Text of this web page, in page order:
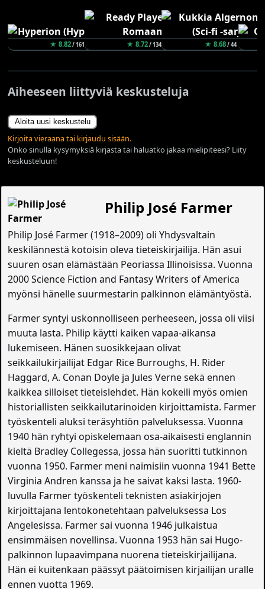
★ 8.82/ 161 ★ 8.72/ 134 ★ 8.68/ 44
Aiheeseen liittyviä keskusteluja
Aloita uusi keskustelu
Kirjoita vieraana tai kirjaudu sisään.
Onko sinulla kysymyksiä kirjasta tai haluatko jakaa mielipiteesi? Liity
keskusteluun!
Philip José Farmer
Philip José Farmer (1918–2009) oli Yhdysvaltain
keskilännestä kotoisin oleva tieteiskirjailija. Hän asui
suuren osan elämästään Peoriassa Illinoisissa. Vuonna
2000 Science Fiction and Fantasy Writers of America
myönsi hänelle suurmestarin palkinnon elämäntyöstä.
Farmer syntyi uskonnolliseen perheeseen, jossa oli viisi
muuta lasta. Philip käytti kaiken vapaa-aikansa
lukemiseen. Hänen suosikkejaan olivat
seikkailukirjailijat Edgar Rice Burroughs, H. Rider
Haggard, A. Conan Doyle ja Jules Verne sekä ennen
kaikkea silloiset tieteislehdet. Hän kokeili myös omien
historiallisten seikkailutarinoiden kirjoittamista. Farmer
työskenteli aluksi teräsyhtiön palveluksessa. Vuonna
1940 hän ryhtyi opiskelemaan osa-aikaisesti englannin
kieltä Bradley Collegessa, jossa hän suoritti tutkinnon
vuonna 1950. Farmer meni naimisiin vuonna 1941 Bette
Virginia Andren kanssa ja he saivat kaksi lasta. 1960-
luvulla Farmer työskenteli teknisten asiakirjojen
kirjoittajana lentokonetehtaan palveluksessa Los
Angelesissa. Farmer sai vuonna 1946 julkaistua
ensimmäisen novellinsa. Vuonna 1953 hän sai Hugo-
palkinnon lupaavimpana nuorena tieteiskirjailijana.
Hän ei kuitenkaan päässyt päätoimisen kirjailijan uralle
ennen vuotta 1969.